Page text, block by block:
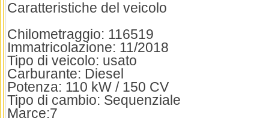
Caratteristiche del veicolo
Chilometraggio: 116519
Immatricolazione: 11/2018
Tipo di veicolo: usato
Carburante: Diesel
Potenza: 110 kW / 150 CV
Tipo di cambio: Sequenziale
Marce:7